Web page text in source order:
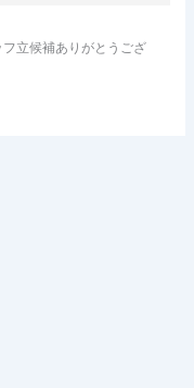
立候補ありがとうござ